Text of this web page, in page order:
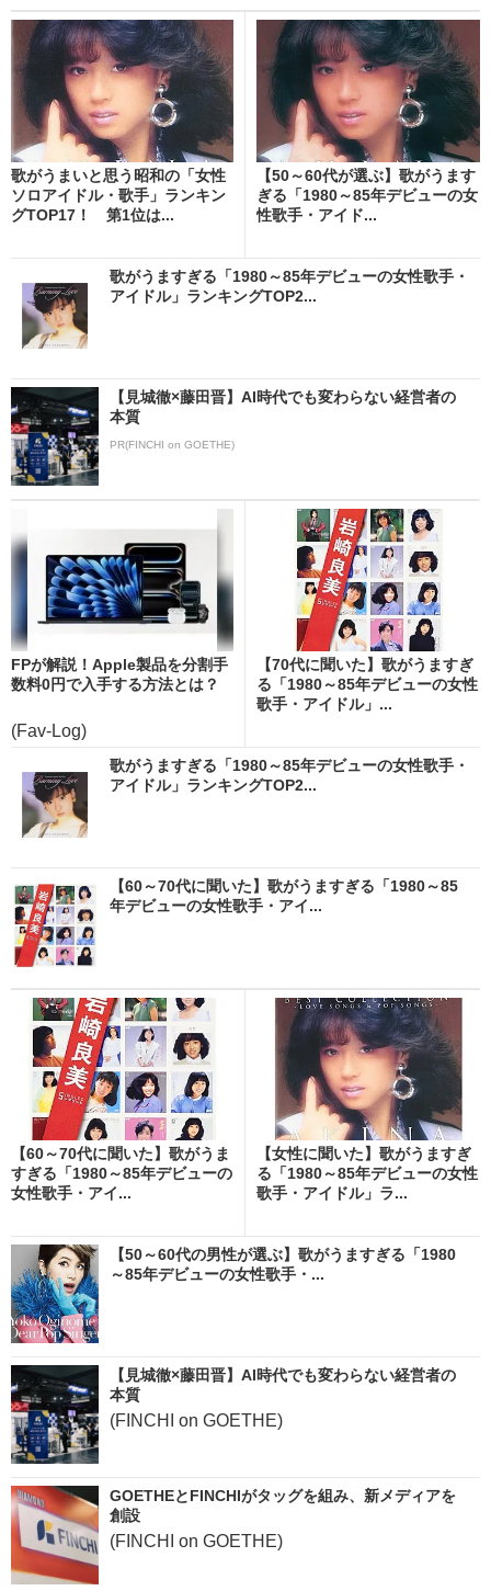
歌がうまいと思う昭和の「女性
ソロアイドル・歌手」ランキン
グTOP17！ 第1位は...
【50～60代が選ぶ】歌がうます
ぎる「1980～85年デビューの女
性歌手・アイド...
歌がうますぎる「1980～85年デビューの女性歌手・
アイドル」ランキングTOP2...
【見城徹×藤田晋】AI時代でも変わらない経営者の
本質
PR(FINCHI on GOETHE)
FPが解説！Apple製品を分割手
数料0円で入手する方法とは？
(Fav-Log)
【70代に聞いた】歌がうますぎ
る「1980～85年デビューの女性
歌手・アイドル」...
歌がうますぎる「1980～85年デビューの女性歌手・
アイドル」ランキングTOP2...
【60～70代に聞いた】歌がうますぎる「1980～85
年デビューの女性歌手・アイ...
【60～70代に聞いた】歌がうま
すぎる「1980～85年デビューの
女性歌手・アイ...
【女性に聞いた】歌がうますぎ
る「1980～85年デビューの女性
歌手・アイドル」ラ...
【50～60代の男性が選ぶ】歌がうますぎる「1980
～85年デビューの女性歌手・...
【見城徹×藤田晋】AI時代でも変わらない経営者の
本質
(FINCHI on GOETHE)
GOETHEとFINCHIがタッグを組み、新メディアを
創設
(FINCHI on GOETHE)